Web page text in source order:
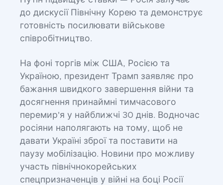
до дискусії Північну Корею та демонструє
готовність посилювати військове
співробітництво.
На фоні торгів між США, Росією та
Україною, президент Трамп заявляє про
бажання швидкого завершення війни та
досягнення принаймні тимчасового
перемир'я у найближчі 30 днів. Водночас
росіяни наполягають на тому, щоб не
давати Україні зброї та поставити на
паузу мобілізацію. Новини про можливу
участь північнокорейських
спецпризначенців у війні на боці Росії